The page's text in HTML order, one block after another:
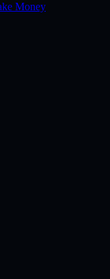
Money